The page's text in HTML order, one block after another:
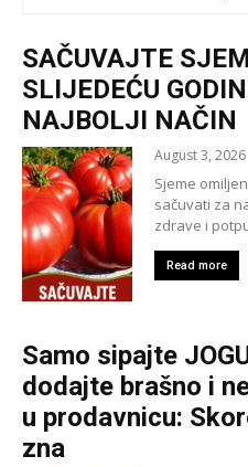
SAČUVAJTE
SLIJEDEĆU
NAJBOLJI NAČIN
August 3, 2026
Sjeme
sačuvati za
zdrave i
Read more
Samo sipajte
dodajte brašno i
u prodavnicu:
zna